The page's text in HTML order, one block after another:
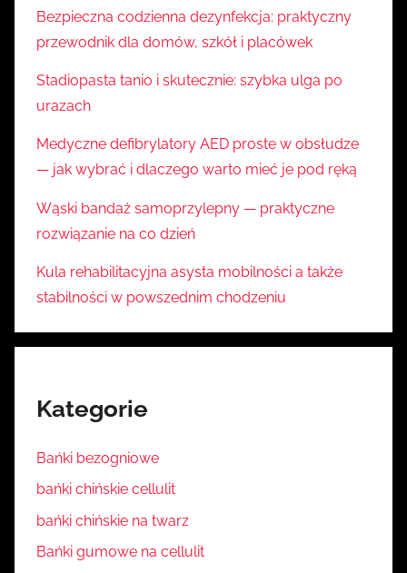
Bezpieczna codzienna dezynfekcja: praktyczny
przewodnik dla domów, szkół i placówek
Stadiopasta tanio i skutecznie: szybka ulga po
urazach
Medyczne defibrylatory AED proste w obsłudze
— jak wybrać i dlaczego warto mieć je pod ręką
Wąski bandaż samoprzylepny — praktyczne
rozwiązanie na co dzień
Kula rehabilitacyjna asysta mobilności a także
stabilności w powszednim chodzeniu
Kategorie
Bańki bezogniowe
bańki chińskie cellulit
bańki chińskie na twarz
Bańki gumowe na cellulit